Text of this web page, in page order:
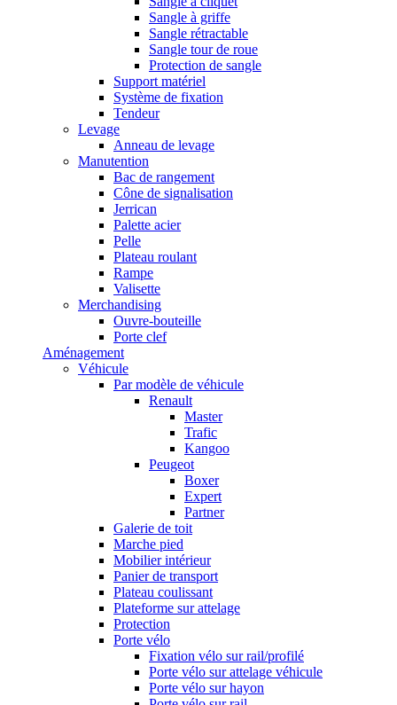
Sangle à griffe
Sangle rétractable
Sangle tour de roue
Protection de sangle
Support matériel
Système de fixation
Tendeur
Levage
Anneau de levage
Manutention
Bac de rangement
Cône de signalisation
Jerrican
Palette acier
Pelle
Plateau roulant
Rampe
Valisette
Merchandising
Ouvre-bouteille
Porte clef
Aménagement
Véhicule
Par modèle de véhicule
Renault
Master
Trafic
Kangoo
Peugeot
Boxer
Expert
Partner
Galerie de toit
Marche pied
Mobilier intérieur
Panier de transport
Plateau coulissant
Plateforme sur attelage
Protection
Porte vélo
Fixation vélo sur rail/profilé
Porte vélo sur attelage véhicule
Porte vélo sur hayon